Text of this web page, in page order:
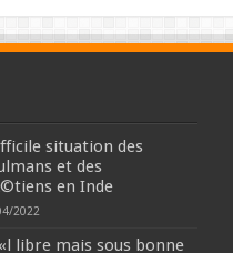
situation des
et des
en Inde
2022
libre mais sous bonne